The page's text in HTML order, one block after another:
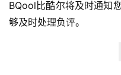
BQool比酷尔将及时通知
够及时处理负评。